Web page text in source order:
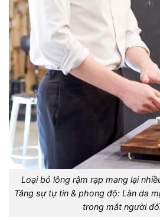
Loại bỏ lông rậm rạp mang lại
Tăng sự tự tin & phong độ: Làn da
trong mắt người